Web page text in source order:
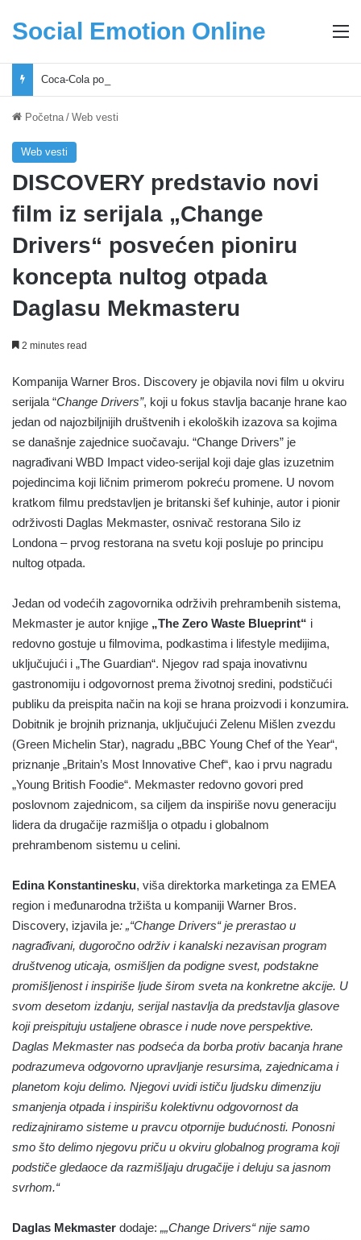
Social Emotion Online
Početna / Web vesti
Web vesti
DISCOVERY predstavio novi
film iz serijala „Change
Drivers“ posvećen pioniru
koncepta nultog otpada
Daglasu Mekmasteru
2 minutes read
Kompanija Warner Bros. Discovery je objavila novi film u okviru
serijala “Change Drivers”, koji u fokus stavlja bacanje hrane kao
jedan od najozbiljnijih društvenih i ekoloških izazova sa kojima
se današnje zajednice suočavaju. “Change Drivers” je
nagrađivani WBD Impact video-serijal koji daje glas izuzetnim
pojedincima koji ličnim primerom pokreću promene. U novom
kratkom filmu predstavljen je britanski šef kuhinje, autor i pionir
održivosti Daglas Mekmaster, osnivač restorana Silo iz
Londona – prvog restorana na svetu koji posluje po principu
nultog otpada.
Jedan od vodećih zagovornika održivih prehrambenih sistema,
Mekmaster je autor knjige „The Zero Waste Blueprint“ i
redovno gostuje u filmovima, podkastima i lifestyle medijima,
uključujući i „The Guardian“. Njegov rad spaja inovativnu
gastronomiju i odgovornost prema životnoj sredini, podstičući
publiku da preispita način na koji se hrana proizvodi i konzumira.
Dobitnik je brojnih priznanja, uključujući Zelenu Mišlen zvezdu
(Green Michelin Star), nagradu „BBC Young Chef of the Year“,
priznanje „Britain’s Most Innovative Chef“, kao i prvu nagradu
„Young British Foodie“. Mekmaster redovno govori pred
poslovnom zajednicom, sa ciljem da inspiriše novu generaciju
lidera da drugačije razmišlja o otpadu i globalnom
prehrambenom sistemu u celini.
Edina Konstantinesku, viša direktorka marketinga za EMEA
region i međunarodna tržišta u kompaniji Warner Bros.
Discovery, izjavila je: „“Change Drivers“ je prerastao u
nagrađivani, dugoročno održiv i kanalski nezavisan program
društvenog uticaja, osmišljen da podigne svest, podstakne
promišljenost i inspiriše ljude širom sveta na konkretne akcije. U
svom desetom izdanju, serijal nastavlja da predstavlja glasove
koji preispituju ustaljene obrasce i nude nove perspektive.
Daglas Mekmaster nas podseća da borba protiv bacanja hrane
podrazumeva odgovorno upravljanje resursima, zajednicama i
planetom koju delimo. Njegovi uvidi ističu ljudsku dimenziju
smanjenja otpada i inspirišu kolektivnu odgovornost da
redizajniramo sisteme u pravcu otpornije budućnosti. Ponosni
smo što delimo njegovu priču u okviru globalnog programa koji
podstiče gledaoce da razmišljaju drugačije i deluju sa jasnom
svrhom.“
Daglas Mekmaster dodaje: „„Change Drivers“ nije samo